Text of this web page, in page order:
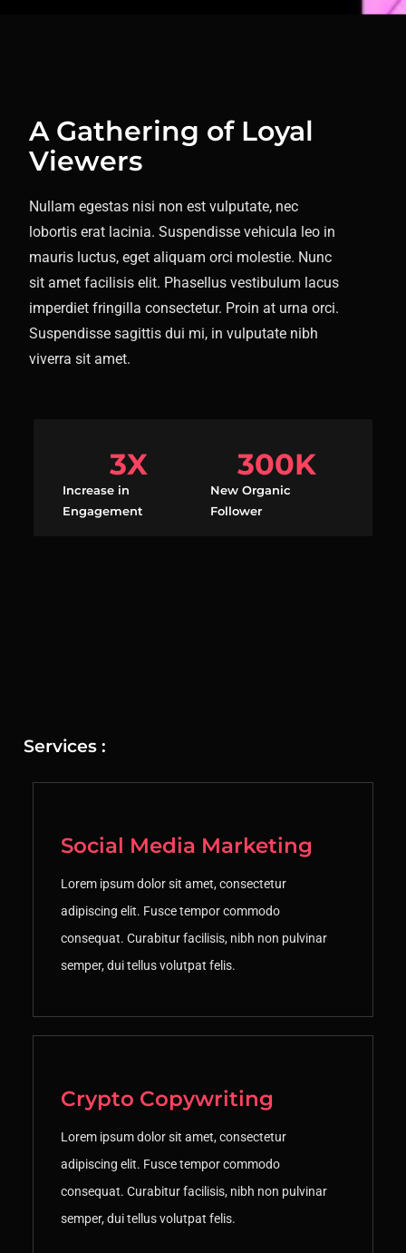
A Gathering of Loyal
Viewers
Nullam egestas nisi non est vulputate, nec
lobortis erat lacinia. Suspendisse vehicula leo in
mauris luctus, eget aliquam orci molestie. Nunc
sit amet facilisis elit. Phasellus vestibulum lacus
imperdiet fringilla consectetur. Proin at urna orci.
Suspendisse sagittis dui mi, in vulputate nibh
viverra sit amet.
Increase in
Engagement
3X
New Organic
Follower
300K
Services :
Social Media Marketing
Lorem ipsum dolor sit amet, consectetur
adipiscing elit. Fusce tempor commodo
consequat. Curabitur facilisis, nibh non pulvinar
semper, dui tellus volutpat felis.
Crypto Copywriting
Lorem ipsum dolor sit amet, consectetur
adipiscing elit. Fusce tempor commodo
consequat. Curabitur facilisis, nibh non pulvinar
semper, dui tellus volutpat felis.